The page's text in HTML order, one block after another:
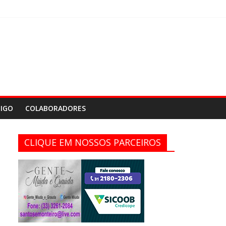
COLABORADORES
CLIQUE EM NOSSOS PARCEIROS